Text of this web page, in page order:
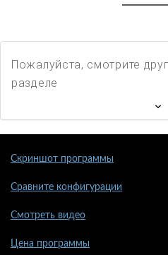
Пожалуйста, смотрите
разделе
Скриншот программы
Сравните конфигурации
Смотреть видео
Цена программы